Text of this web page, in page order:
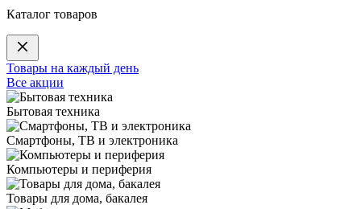
Каталог товаров
Товары на каждый день
Все акции
Бытовая техника
Смартфоны, ТВ и электроника
Компьютеры и периферия
Товары для дома, бакалея